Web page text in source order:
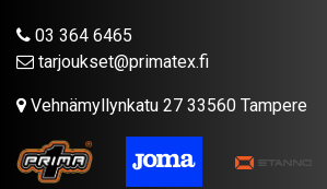
03 364 6465
tarjoukset@primatex.fi
Vehnämyllynkatu 27 33560 Tampere